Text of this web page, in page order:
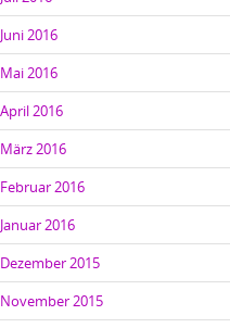
Juni 2016
Mai 2016
April 2016
März 2016
Februar 2016
Januar 2016
Dezember 2015
November 2015